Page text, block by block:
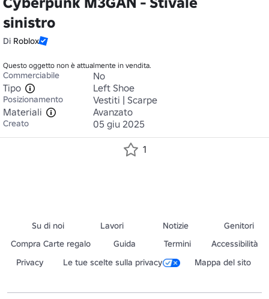
sinistro
Di Roblox
Questo oggetto non è attualmente in vendita.
Commerciabile
No
Tipo
Left Shoe
Posizionamento
Vestiti | Scarpe
Materiali
Avanzato
Creato 05 giu 2025
1
Su di noi Lavori Notizie
Genitori
Compra Carte regalo
Guida Termini
Accessibilità
Privacy
Le tue scelte sulla privacy Mappa del sito